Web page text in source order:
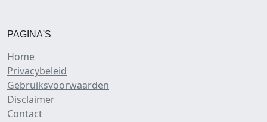
PAGINA'S
Home
Privacybeleid
Gebruiksvoorwaarden
Disclaimer
Contact